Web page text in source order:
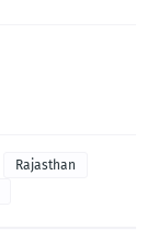
Rajasthan